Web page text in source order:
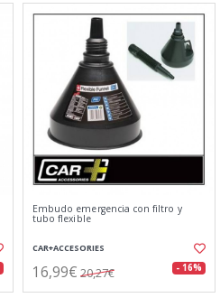
Embudo emergencia con filtro y
tubo flexible
CAR+ACCESORIES
16,99€ 20,27€ - 16%